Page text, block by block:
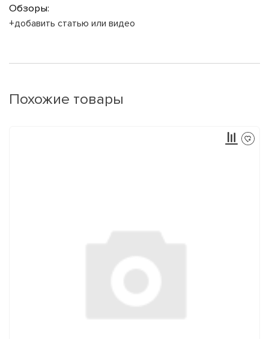
Обзоры:
+добавить статью или видео
Похожие товары